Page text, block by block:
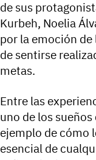
de sus
Kurbeh, Noelia
por la emoción
de sentirse
metas.
Entre las
uno de los
ejemplo de cómo
esencial de